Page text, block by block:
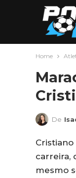
Home
De
carreira,
mesmo